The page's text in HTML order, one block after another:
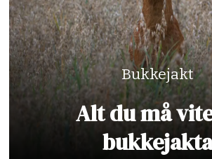
Bukkejakt
Alt du må
bukkejakta